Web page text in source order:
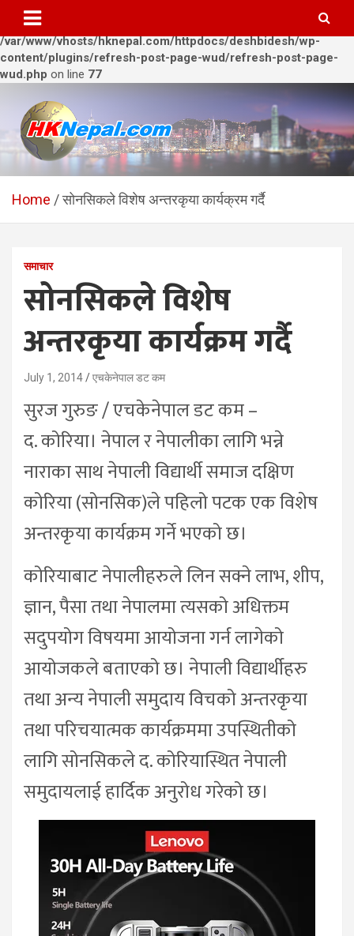
Warning
: Trying to access array offset on value of type bool in
/var/www/vhosts/hknepal.com/httpdocs/deshbidesh/wp-
content/plugins/refresh-post-page-wud/refresh-post-page-
wud.php on line 77
content
HKNepal.com – हङकङबाट
सञ्चालित पहिलो नेपाली अनलाईन
hknepal, hknepal.com, hk nepal, hk nepal com
Home सोनसिकले विशेष अन्तरकृया कार्यक्रम गर्दै
समाचार
सोनसिकले विशेष
अन्तरकृया कार्यक्रम गर्दै
July 1, 2014 एचकेनेपाल डट कम
सुरज गुरुङ / एचकेनेपाल डट कम –
द. कोरिया। नेपाल र नेपालीका लागि भन्ने
नाराका साथ नेपाली विद्यार्थी समाज दक्षिण
कोरिया (सोनसिक)ले पहिलो पटक एक विशेष
अन्तरकृया कार्यक्रम गर्ने भएको छ।
कोरियाबाट नेपालीहरुले लिन सक्ने लाभ, शीप,
ज्ञान, पैसा तथा नेपालमा त्यसको अधिक्तम
सदुपयोग विषयमा आयोजना गर्न लागेको
आयोजकले बताएको छ। नेपाली विद्यार्थीहरु
तथा अन्य नेपाली समुदाय विचको अन्तरकृया
तथा परिचयात्मक कार्यक्रममा उपस्थितीको
लागि सोनसिकले द. कोरियास्थित नेपाली
समुदायलाई हार्दिक अनुरोध गरेको छ।